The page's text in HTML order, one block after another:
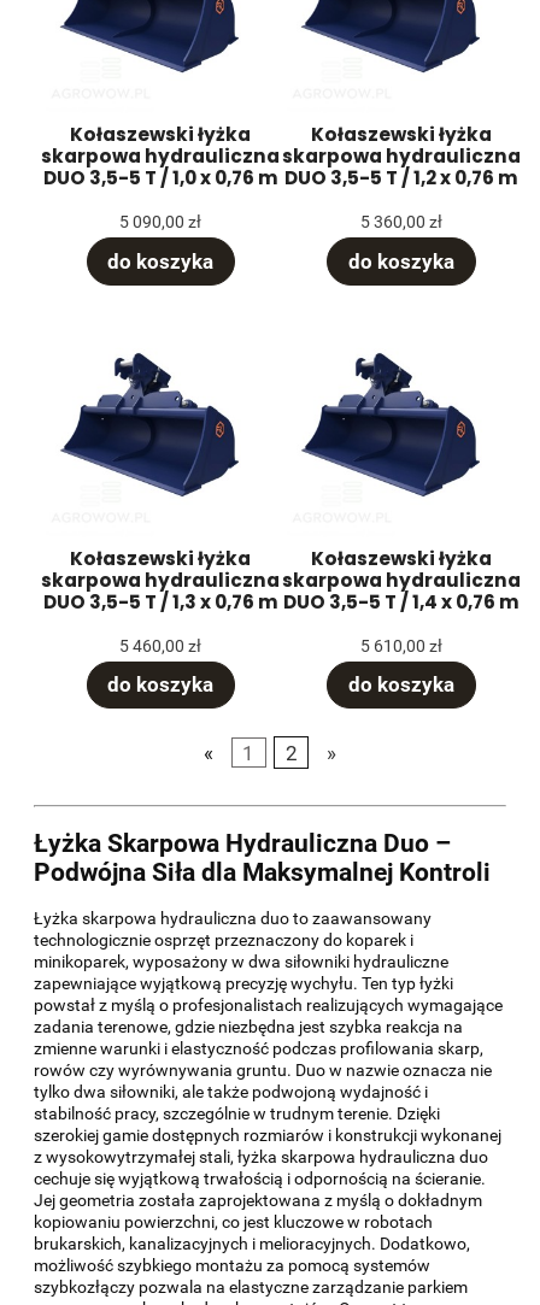
Kołaszewski łyżka
skarpowa hydrauliczna
DUO 3,5-5 T / 1,0 x 0,76 m
5 090,00 zł
do koszyka
Kołaszewski łyżka
skarpowa hydrauliczna
DUO 3,5-5 T / 1,2 x 0,76 m
5 360,00 zł
do koszyka
Kołaszewski łyżka
skarpowa hydrauliczna
DUO 3,5-5 T / 1,3 x 0,76 m
5 460,00 zł
do koszyka
Kołaszewski łyżka
skarpowa hydrauliczna
DUO 3,5-5 T / 1,4 x 0,76 m
5 610,00 zł
do koszyka
« 1 2 »
Łyżka Skarpowa Hydrauliczna Duo –
Podwójna Siła dla Maksymalnej Kontroli
Łyżka skarpowa hydrauliczna duo to zaawansowany
technologicznie osprzęt przeznaczony do koparek i
minikoparek, wyposażony w dwa siłowniki hydrauliczne
zapewniające wyjątkową precyzję wychyłu. Ten typ łyżki
powstał z myślą o profesjonalistach realizujących wymagające
zadania terenowe, gdzie niezbędna jest szybka reakcja na
zmienne warunki i elastyczność podczas profilowania skarp,
rowów czy wyrównywania gruntu. Duo w nazwie oznacza nie
tylko dwa siłowniki, ale także podwojoną wydajność i
stabilność pracy, szczególnie w trudnym terenie. Dzięki
szerokiej gamie dostępnych rozmiarów i konstrukcji wykonanej
z wysokowytrzymałej stali, łyżka skarpowa hydrauliczna duo
cechuje się wyjątkową trwałością i odpornością na ścieranie.
Jej geometria została zaprojektowana z myślą o dokładnym
kopiowaniu powierzchni, co jest kluczowe w robotach
brukarskich, kanalizacyjnych i melioracyjnych. Dodatkowo,
możliwość szybkiego montażu za pomocą systemów
szybkozłączy pozwala na elastyczne zarządzanie parkiem